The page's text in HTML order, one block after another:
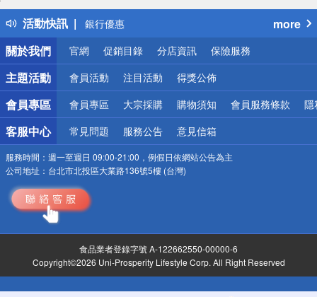
活動快訊
銀行優惠
偏遠地區配送
詐騙網頁！請小心！
more
關於我們
官網 促銷目錄 分店資訊 保險服務
主題活動 會員活動 注目活動 得獎公佈
會員專區 會員專區 大宗採購 購物須知 會員服務條款 隱
客服中心 常見問題 服務公告 意見信箱
服務時間： 週一至週日 09:00-21:00，例假日依網站公告為主
公司地址： 台北市北投區大業路136號5樓 (台灣)
食品業者登錄字號 A-122662550-00000-6
Copyright©2026 Uni-Prosperity Lifestyle Corp. All Right Reserved